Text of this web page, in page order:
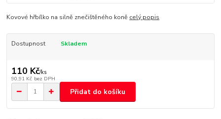
Kovové hřbílko na silně znečištěného koně celý popis
Dostupnost Skladem
110 Kč/ks
90,91 Kč bez DPH
Přidat do košíku